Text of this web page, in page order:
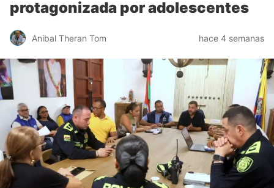
protagonizada por adolescentes
Anibal Theran Tom hace 4 semanas